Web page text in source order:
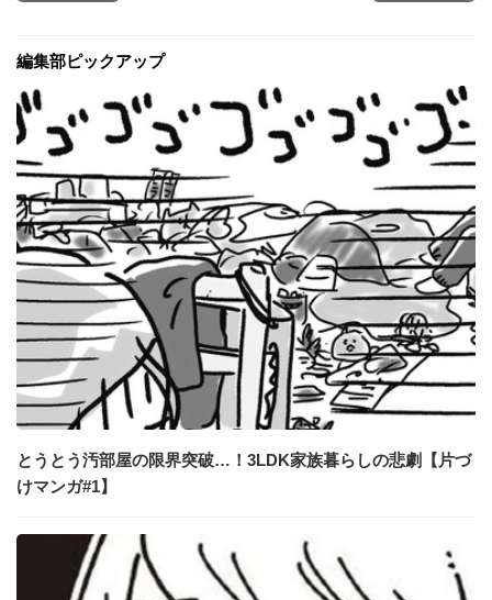
編集部ピックアップ
とうとう汚部屋の限界突破…！3LDK家族暮らしの悲劇【片づ
けマンガ#1】